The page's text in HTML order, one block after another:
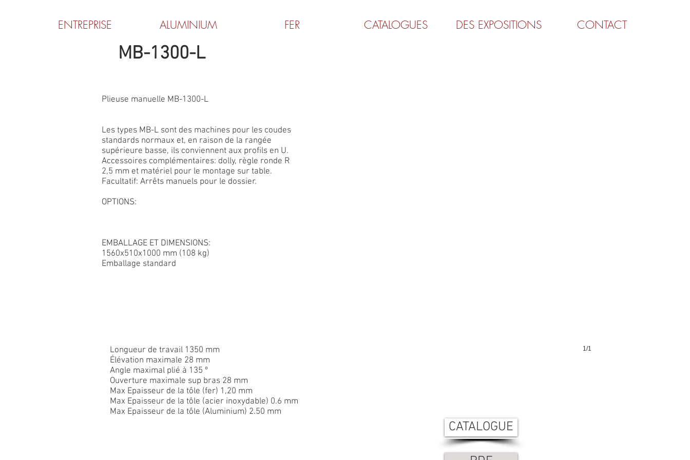
ENTREPRISE ALUMINIUM FER CATALOGUES DES EXPOSITIONS CONTACT
MB-1300-L
Plieuse manuelle MB-1300-L
Les types MB-L sont des machines pour les coudes
standards normaux et, en raison de la rangée
supérieure basse, ils conviennent aux profils en U.
Accessoires complémentaires: dolly, règle ronde R
2,5 mm et matériel pour le montage sur table.
Facultatif: Arrêts manuels pour le dossier.
OPTIONS:
EMBALLAGE ET DIMENSIONS:
1560x510x1000 mm (108 kg)
Emballage standard
1/1
Longueur de travail 1350 mm
Élévation maximale 28 mm
Angle maximal plié à 135 º
Ouverture maximale sup bras 28 mm
Max Epaisseur de la tôle (fer) 1,20 mm
Max Epaisseur de la tôle (acier inoxydable) 0.6 mm
Max Epaisseur de la tôle (Aluminium) 2.50 mm
CATALOGUE